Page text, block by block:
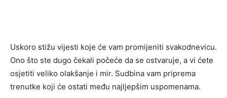
Uskoro stižu vijesti koje će vam promijeniti svakodnevicu.
Ono što ste dugo čekali počeće da se ostvaruje, a vi ćete
osjetiti veliko olakšanje i mir. Sudbina vam priprema
trenutke koji će ostati među najljepšim uspomenama.